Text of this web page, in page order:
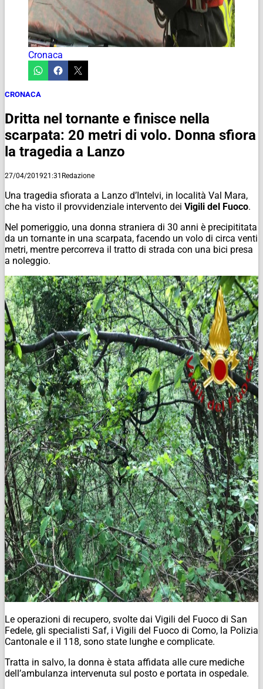
Cronaca
CRONACA
Dritta nel tornante e finisce nella
scarpata: 20 metri di volo. Donna sfiora
la tragedia a Lanzo
27/04/201921:31 Redazione
Una tragedia sfiorata a Lanzo d’Intelvi, in località Val Mara,
che ha visto il provvidenziale intervento dei Vigili del Fuoco.
Nel pomeriggio, una donna straniera di 30 anni è precipititata
da un tornante in una scarpata, facendo un volo di circa venti
metri, mentre percorreva il tratto di strada con una bici presa
a noleggio.
Le operazioni di recupero, svolte dai Vigili del Fuoco di San
Fedele, gli specialisti Saf, i Vigili del Fuoco di Como, la Polizia
Cantonale e il 118, sono state lunghe e complicate.
Tratta in salvo, la donna è stata affidata alle cure mediche
dell’ambulanza intervenuta sul posto e portata in ospedale.